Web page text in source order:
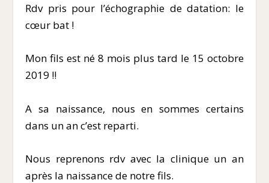
Rdv pris pour l’échographie de datation: le
cœur bat !
Mon fils est né 8 mois plus tard le 15 octobre
2019 !!
A sa naissance, nous en sommes certains
dans un an c’est reparti.
Nous reprenons rdv avec la clinique un an
après la naissance de notre fils.